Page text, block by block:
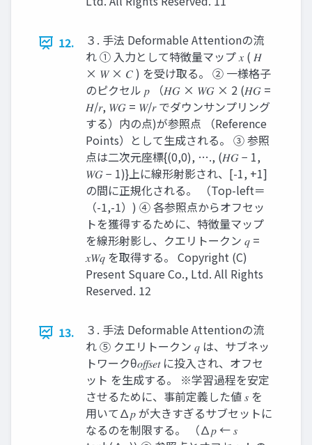
12.
３. 手法 Deformable Attentionの流
れ ① 入力として特徴量マップ 𝑥 ( 𝐻
× 𝑊 × 𝐶 ) を受け取る。 ② 一様格子
のピクセル 𝑝 （𝐻𝐺 × 𝑊𝐺 × 2 (𝐻𝐺 =
𝐻/𝑟, 𝑊𝐺 = 𝑊/𝑟 でダウンサンプリング
する）内の点)が参照点 （Reference
Points）として生成される。 ③ 参照
点は二次元座標{(0,0), …., (𝐻𝐺 − 1,
𝑊𝐺 − 1)}上に線形射影され、[-1, +1]
の間に正規化される。 （Top-left＝
（-1,-1）) ④ 各参照点からオフセッ
トを獲得するために、特徴量マップ
を線形射影し、クエリトークン 𝑞 =
𝑥𝑊𝑞 を取得する。 Copyright (C)
Present Square Co., Ltd. All Rights
Reserved. 12
13.
３. 手法 Deformable Attentionの流
れ ⑤ クエリトークン 𝑞 は、サブネッ
トワークθ𝑜𝑓𝑓𝑠𝑒𝑡 に投入され、オフセ
ット を生成する。 ※学習過程を安定
させるために、事前定義した値 𝑠 を
用いて∆𝑝 が大きすぎるサブセットに
なるのを制限する。 （∆𝑝 ← 𝑠